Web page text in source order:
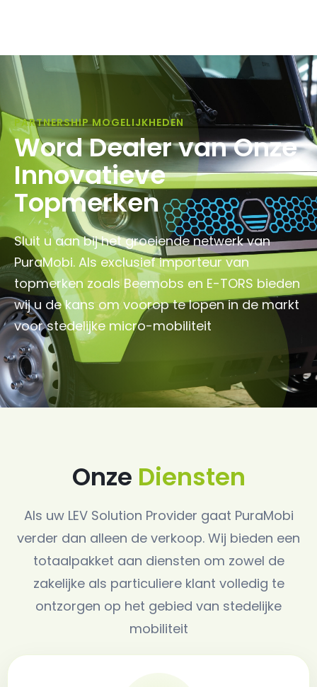
PARTNERSHIP MOGELIJKHEDEN
Word Dealer van Onze
Innovatieve
Topmerken
Sluit u aan bij het groeiende netwerk van
PuraMobi. Als exclusief importeur van
topmerken zoals Beemobs en E-TORS bieden
wij u de kans om voorop te lopen in de markt
voor stedelijke micro-mobiliteit
Onze Diensten
Als uw LEV Solution Provider gaat PuraMobi
verder dan alleen de verkoop. Wij bieden een
totaalpakket aan diensten om zowel de
zakelijke als particuliere klant volledig te
ontzorgen op het gebied van stedelijke
mobiliteit